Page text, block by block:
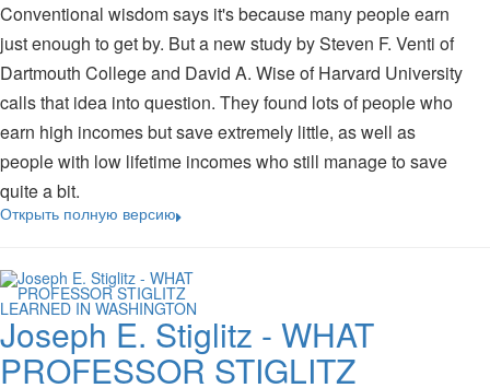
Conventional wisdom says it's because many people earn
just enough to get by. But a new study by Steven F. Venti of
Dartmouth College and David A. Wise of Harvard University
calls that idea into question. They found lots of people who
earn high incomes but save extremely little, as well as
people with low lifetime incomes who still manage to save
quite a bit.
Открыть полную версию
Joseph E. Stiglitz - WHAT
PROFESSOR STIGLITZ